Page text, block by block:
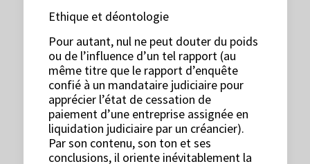
Ethique et déontologie
Pour autant, nul ne peut douter du poids
ou de l’influence d’un tel rapport (au
même titre que le rapport d’enquête
confié à un mandataire judiciaire pour
apprécier l’état de cessation de
paiement d’une entreprise assignée en
liquidation judiciaire par un créancier).
Par son contenu, son ton et ses
conclusions, il oriente inévitablement la